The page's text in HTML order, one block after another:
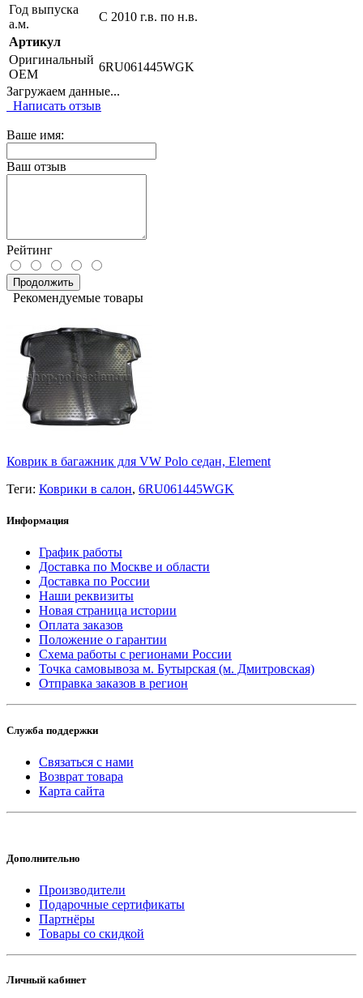
Год выпуска
а.м.
С 2010 г.в. по н.в.
Артикул
Оригинальный
OEM
6RU061445WGK
Загружаем данные...
Написать отзыв
Ваше имя:
Ваш отзыв
Рейтинг
Продолжить
Рекомендуемые товары
Коврик в багажник для VW Polo седан, Element
Теги: Коврики в салон, 6RU061445WGK
Информация
График работы
Доставка по Москве и области
Доставка по России
Наши реквизиты
Новая страница истории
Оплата заказов
Положение о гарантии
Схема работы с регионами России
Точка самовывоза м. Бутырская (м. Дмитровская)
Отправка заказов в регион
Служба поддержки
Связаться с нами
Возврат товара
Карта сайта
Дополнительно
Производители
Подарочные сертификаты
Партнёры
Товары со скидкой
Личный кабинет